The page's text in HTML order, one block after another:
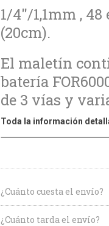
1/4"/1,1mm , 48
(20cm).
El maletín
batería
de 3 vías y
Toda la información
¿Cuánto cuesta el envío?
¿Cuánto tarda el envío?